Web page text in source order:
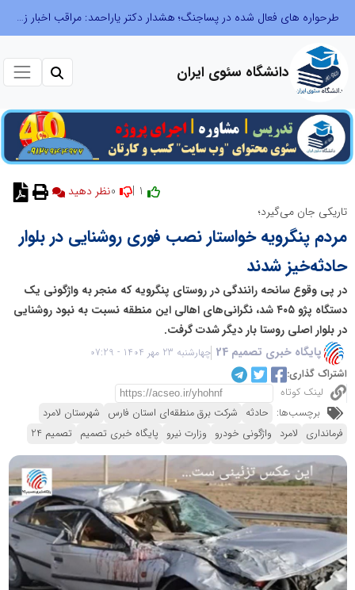
طرحواره های فعال شده در پساجنگ؛ هشدار دکتر یاراحمد: مراقب اخبار زرد و واکنش های هیجانی باشید
دانشگاه سئوی ایران
نظر دهید
تاریکی جان می‌گیرد؛
مردم پنگرویه خواستار نصب فوری روشنایی در بلوار
حادثه‌خیز شدند
در پی وقوع سانحه رانندگی در روستای پنگرویه که منجر به واژگونی یک
دستگاه پژو ۴۰۵ شد، نگرانی‌های اهالی این منطقه نسبت به نبود روشنایی
در بلوار اصلی روستا بار دیگر شدت گرفت.
پایگاه خبری تصمیم 24
چهارشنبه 23 مهر 1404 - 07:29
اشتراک گذاری:
لینک کوتاه
برچسب‌ها: حادثه شرکت برق منطقه‌ای استان فارس شهرستان لامرد
فرمانداری لامرد واژگونی خودرو وزارت نیرو پایگاه خبری تصمیم تصمیم 24